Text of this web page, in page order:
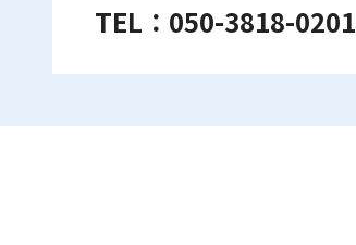
TEL： 050-3818-0201